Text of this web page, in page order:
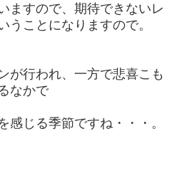
ますので、期待できないレ
うことになりますので。
が行われ、一方で悲喜こも
なかで
感じる季節ですね・・・。